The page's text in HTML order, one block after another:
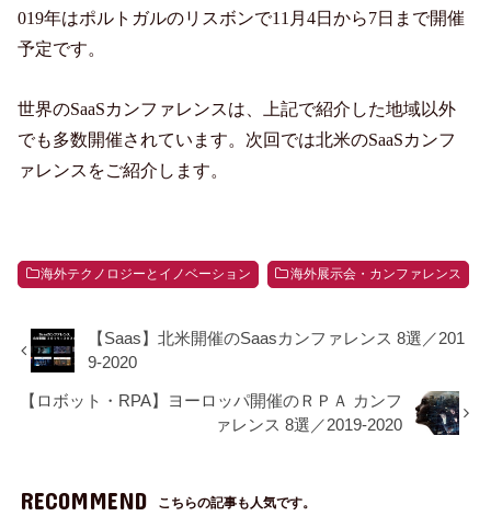
019年はポルトガルのリスボンで11月4日から7日まで開催
予定です。
世界のSaaSカンファレンスは、上記で紹介した地域以外
でも多数開催されています。次回では北米のSaaSカンフ
ァレンスをご紹介します。
海外テクノロジーとイノベーション 海外展示会・カンファレンス
【Saas】北米開催のSaasカンファレンス 8選／201
9-2020
【ロボット・RPA】ヨーロッパ開催のＲＰＡ カンフ
ァレンス 8選／2019-2020
RECOMMEND こちらの記事も人気です。